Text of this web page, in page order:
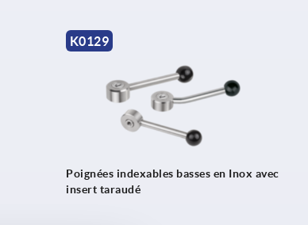
K0129
Poignées indexables basses en Inox avec
insert taraudé